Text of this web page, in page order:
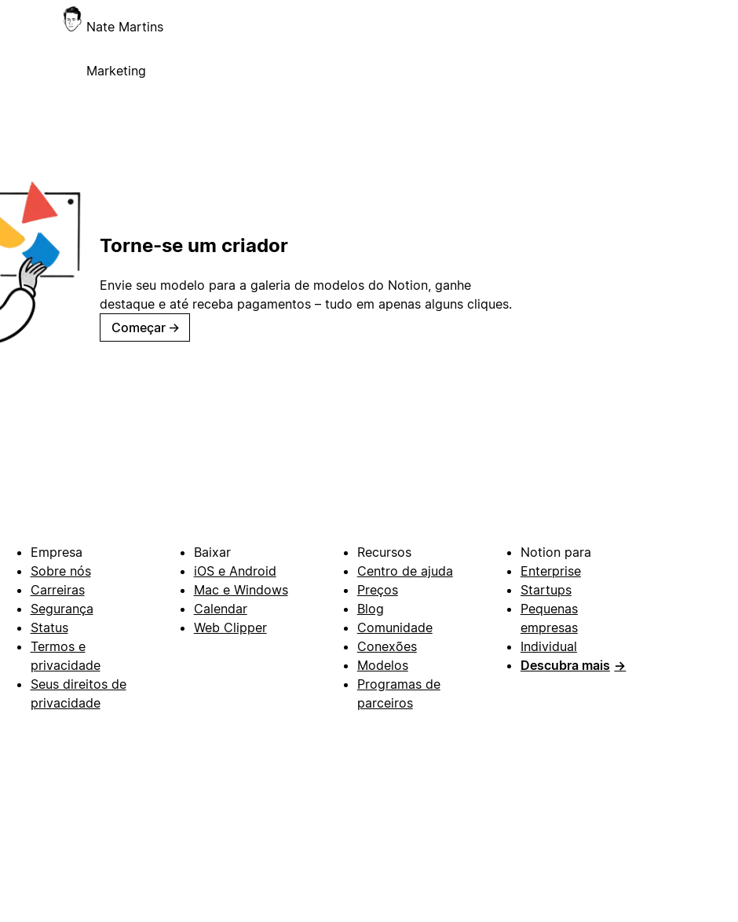
Nate Martins
Marketing
Torne-se um criador
Envie seu modelo para a galeria de modelos do Notion, ganhe
destaque e até receba pagamentos – tudo em apenas alguns cliques.
Começar →
Empresa
Sobre nós
Carreiras
Segurança
Status
Termos e
privacidade
Seus direitos de
privacidade
Baixar
iOS e Android
Mac e Windows
Calendar
Web Clipper
Recursos
Centro de ajuda
Preços
Blog
Comunidade
Conexões
Modelos
Programas de
parceiros
Notion para
Enterprise
Startups
Pequenas
empresas
Individual
Descubra mais →